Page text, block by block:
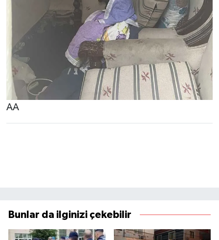
AA
Bunlar da ilginizi çekebilir